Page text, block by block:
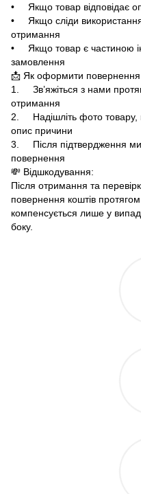
• Якщо товар відповідає
• Якщо сліди
отримання
• Якщо товар є частиною
замовлення
📩 Як оформити
1. Зв’яжіться з нами
отримання
2. Надішліть фото товару,
опис причини
3. Після підтвердження ми
повернення
💸 Відшкодування:
Після отримання та
повернення коштів
компенсується лише у
боку.